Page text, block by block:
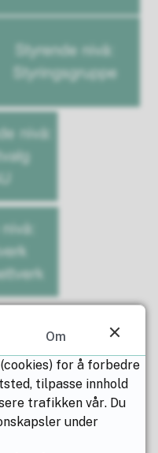
Om
for å forbedre
tilpasse innhold
trafikken vår. Du
under